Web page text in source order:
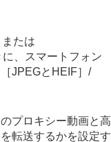
または
、スマートフォン
［JPEGとHEIF］ /
プロキシー動画と高
転送するかを設定す